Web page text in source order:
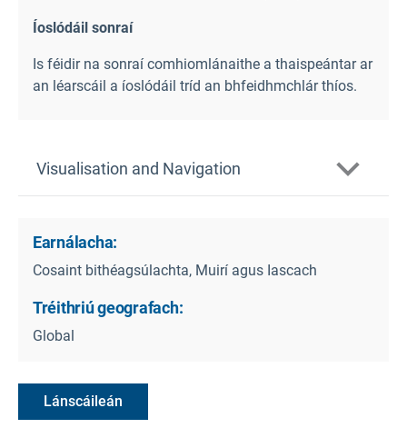
Íoslódáil sonraí
Is féidir na sonraí comhiomlánaithe a thaispeántar ar
an léarscáil a íoslódáil tríd an bhfeidhmchlár thíos.
Visualisation and Navigation
Earnálacha:
Cosaint bithéagsúlachta, Muirí agus Iascach
Tréithriú geografach:
Global
Lánscáileán